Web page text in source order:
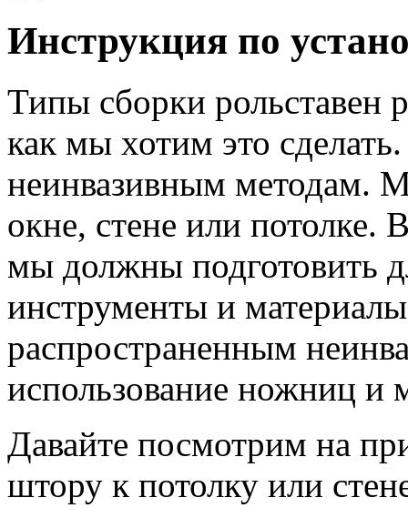
Инструкция по
Типы сборки рольставен
как мы хотим это
неинвазивным методам.
окне, стене или потолке.
мы должны подготовить
инструменты и
распространенным
использование ножниц и
Давайте посмотрим на
штору к потолку или